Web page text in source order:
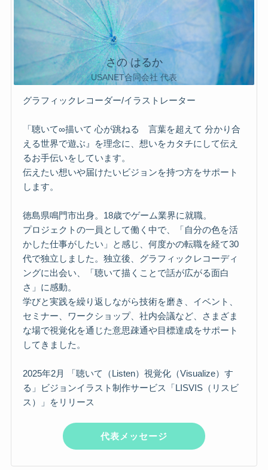
さの はるか
USANET合同会社 代表
グラフィックレコーダー/イラストレーター
「聴いて∞描いて 心が跳ねる 言葉を超えて 分かり合
える世界で遊ぶ』を理念に、想いをカタチにして伝え
るお手伝いをしています。
伝えたい想いや届けたいビジョンを持つ方をサポート
します。
徳島県鳴門市出身。18歳でゲーム業界に就職。
プロジェクトの一員として働く中で、「自分の色を活
かした仕事がしたい」と感じ、何度かの転職を経て30
代で独立しました。独立後、グラフィックレコーディ
ングに出会い、「聴いて描くことで話が広がる面白
さ」に感動。
学びと実践を繰り返しながら技術を磨き、イベント、
セミナー、ワークショップ、社内会議など、さまざま
な場で視覚化を通じた意思疎通や目標達成をサポート
してきました。
2025年2月 「聴いて（Listen）視覚化（Visualize）す
る」ビジョンイラスト制作サービス「LISVIS（リスビ
ス）」をリリース
代表メッセージ